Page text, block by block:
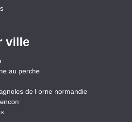
ville
au perche
de l orne normandie